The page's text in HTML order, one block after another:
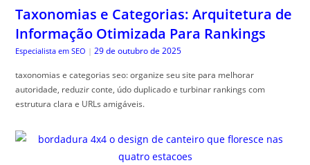
Taxonomias e Categorias: Arquitetura de
Informação Otimizada Para Rankings
Especialista em SEO | 29 de outubro de 2025
taxonomias e categorias seo: organize seu site para melhorar
autoridade, reduzir conte, údo duplicado e turbinar rankings com
estrutura clara e URLs amigáveis.